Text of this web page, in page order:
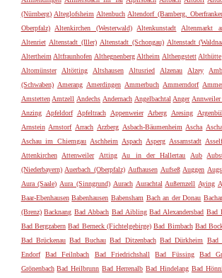
(Nürnberg) Alteglofsheim Altenbuch Altendorf (Bamberg,
Oberpfalz)
Altenkirchen (Westerwald) Altenkunstadt Altenmarkt
Altenriet Altenstadt (Iller) Altenstadt (Schongau) Altenstadt
Altertheim Altfraunhofen Althegnenberg Altheim Althengstett Althütte
Altomünster
Altötting Altshausen Altusried Alzenau Alzey
(Schwaben) Amerang Amerdingen Ammerbuch Ammerndorf
Amstetten Amtzell Andechs Andernach Angelbachtal Anger
Anzing
Apfeldorf Apfeltrach Appenweier Arberg Aresing
Arnstein Arnstorf Arrach Arzberg Asbach-Bäumenheim Ascha
Aschau im Chiemgau Aschheim Aspach Asperg Assamstadt
Attenkirchen
Attenweiler Atting Au in der Hallertau Aub
(Niederbayern) Auerbach (Oberpfalz) Aufhausen Aufseß Auggen
Aura (Saale) Aura (Sinngrund) Aurach Aurachtal Außernzell Aying
Baar-Ebenhausen Babenhausen Babensham Bach an der Donau
(Brenz) Backnang Bad Abbach Bad Aibling Bad Alexandersbad Bad
Bad Bergzabern Bad Berneck (Fichtelgebirge) Bad Birnbach Bad
Bad Brückenau Bad Buchau Bad Ditzenbach Bad Dürkheim Bad
Endorf
Bad Feilnbach Bad Friedrichshall Bad Füssing Bad
Grönenbach Bad Heilbrunn Bad Herrenalb Bad Hindelang Bad